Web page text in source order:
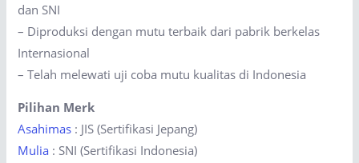
dan SNI
– Diproduksi dengan mutu terbaik dari pabrik berkelas
Internasional
– Telah melewati uji coba mutu kualitas di Indonesia
Pilihan Merk
Asahimas : JIS (Sertifikasi Jepang)
Mulia : SNI (Sertifikasi Indonesia)